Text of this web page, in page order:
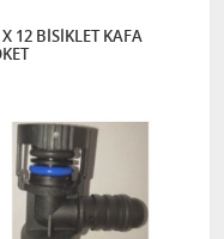
12 BİSİKLET KAFA